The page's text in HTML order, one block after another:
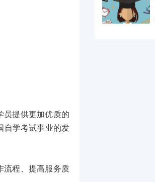
提供更加优质的
自学考试事业的发
程、提高服务质